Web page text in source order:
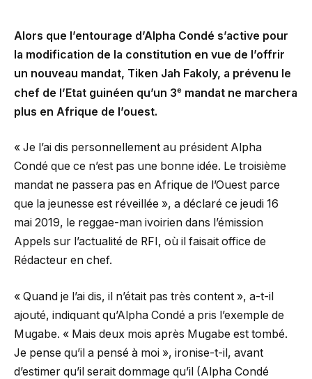
Alors que l’entourage d’Alpha Condé s’active pour
la modification de la constitution en vue de l’offrir
un nouveau mandat, Tiken Jah Fakoly, a prévenu le
chef de l’Etat guinéen qu’un 3e mandat ne marchera
plus en Afrique de l’ouest.
« Je l’ai dis personnellement au président Alpha
Condé que ce n’est pas une bonne idée. Le troisième
mandat ne passera pas en Afrique de l’Ouest parce
que la jeunesse est réveillée », a déclaré ce jeudi 16
mai 2019, le reggae-man ivoirien dans l’émission
Appels sur l’actualité de RFI, où il faisait office de
Rédacteur en chef.
« Quand je l’ai dis, il n’était pas très content », a-t-il
ajouté, indiquant qu’Alpha Condé a pris l’exemple de
Mugabe. « Mais deux mois après Mugabe est tombé.
Je pense qu’il a pensé à moi », ironise-t-il, avant
d’estimer qu’il serait dommage qu’il (Alpha Condé